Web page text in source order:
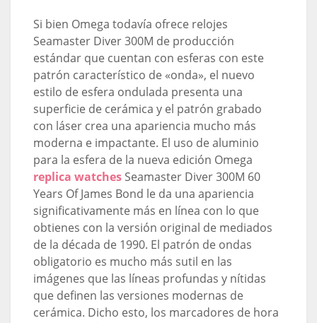
Si bien Omega todavía ofrece relojes
Seamaster Diver 300M de producción
estándar que cuentan con esferas con este
patrón característico de «onda», el nuevo
estilo de esfera ondulada presenta una
superficie de cerámica y el patrón grabado
con láser crea una apariencia mucho más
moderna e impactante. El uso de aluminio
para la esfera de la nueva edición Omega
replica watchesSeamaster Diver 300M 60
Years Of James Bond le da una apariencia
significativamente más en línea con lo que
obtienes con la versión original de mediados
de la década de 1990. El patrón de ondas
obligatorio es mucho más sutil en las
imágenes que las líneas profundas y nítidas
que definen las versiones modernas de
cerámica. Dicho esto, los marcadores de hora